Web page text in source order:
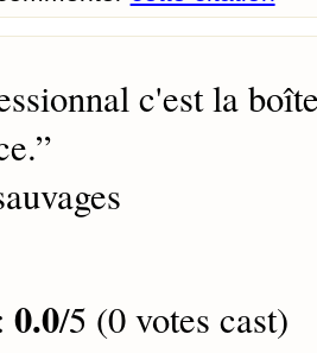
c'est la
”
0.0/5 (0 votes cast)